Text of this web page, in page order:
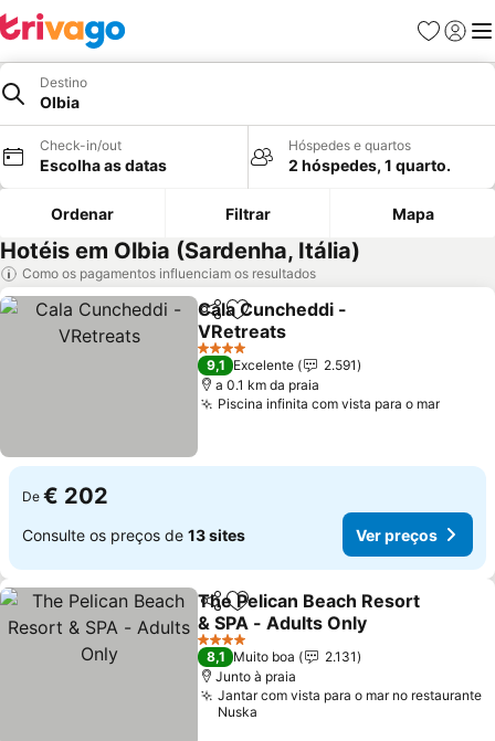
Favoritos
Iniciar
Destino
Olbia
Check-in/out
Escolha as datas
Hóspedes e quartos
2 hóspedes, 1 quarto.
Ordenar Filtrar Mapa
Hotéis em Olbia (Sardenha, Itália)
Como os pagamentos influenciam os resultados
PartilharAdicionar aos favoritos
Cala Cuncheddi -
VRetreats
Ver preços
4 Estrelas
9,1 Excelente
2.591
a 0.1 km da praia
Piscina infinita com vista para o marVer
De € 202
Consulte os preços de 13 sites Ver preços
PartilharAdicionar aos favoritos
The Pelican Beach Resort
& SPA - Adults Only
Ver preços
4 Estrelas
8,1 Muito boa
2.131
Junto à praia
Jantar com vista para o mar no restaurante
Nuska